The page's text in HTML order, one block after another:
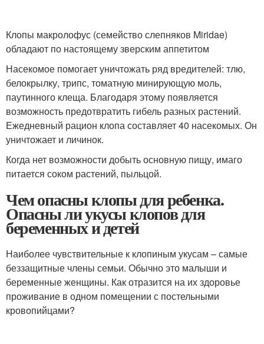
Клопы макролофус (семейство слепняков Miridae)
обладают по настоящему зверским аппетитом
Насекомое помогает уничтожать ряд вредителей: тлю,
белокрылку, трипс, томатную минирующую моль,
паутинного клеща. Благодаря этому появляется
возможность предотвратить гибель разных растений.
Ежедневный рацион клопа составляет 40 насекомых. Он
уничтожает и личинок.
Когда нет возможности добыть основную пищу, имаго
питается соком растений, пыльцой.
Чем опасны клопы для ребенка.
Опасны ли укусы клопов для
беременных и детей
Наиболее чувствительные к клопиным укусам – самые
беззащитные члены семьи. Обычно это малыши и
беременные женщины. Как отразится на их здоровье
проживание в одном помещении с постельными
кровопийцами?